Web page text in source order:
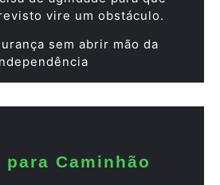
vire um obstáculo.
sem abrir mão da
para Caminhão